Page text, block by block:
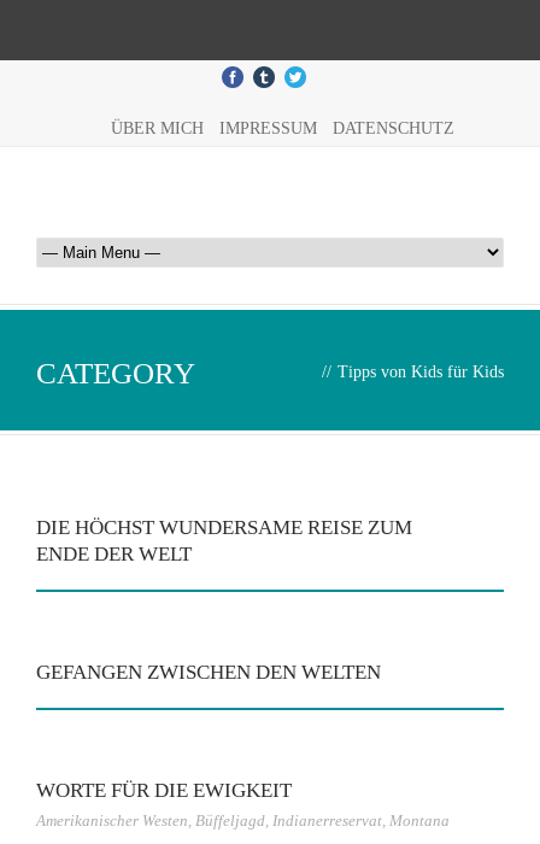
ÜBER MICH IMPRESSUM DATENSCHUTZ
CATEGORY // Tipps von Kids für Kids
DIE HÖCHST WUNDERSAME REISE ZUM
ENDE DER WELT
GEFANGEN ZWISCHEN DEN WELTEN
WORTE FÜR DIE EWIGKEIT
Amerikanischer Westen, Büffeljagd, Indianerreservat, Montana